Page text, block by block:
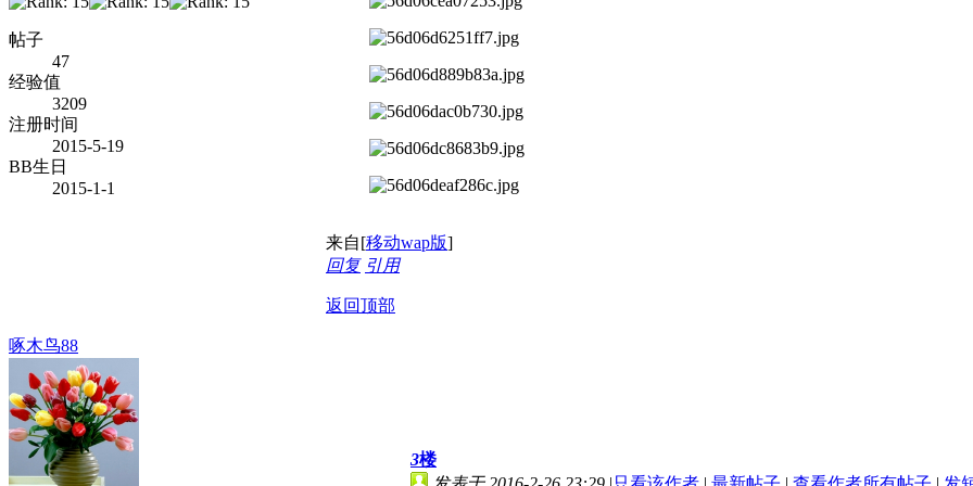
帖子
47
经验值
3209
注册时间
2015-5-19
BB生日
2015-1-1
来自[移动wap版]
回复 引用
返回顶部
啄木鸟88
3楼